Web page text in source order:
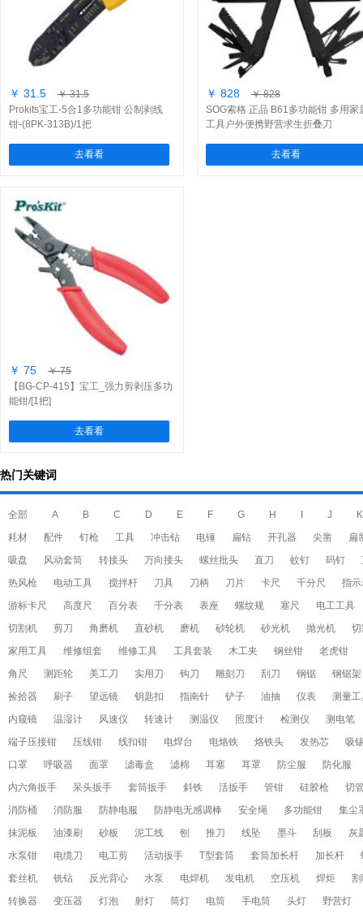
￥ 31.5
￥ 31.5
Prokits宝工-5合1多功能钳 公制剥线
钳-(8PK-313B)/1把
去看看
￥ 828
￥ 828
SOG索格 正品 B61多功能钳 多用家
工具户外便携野营求生折叠刀
去看看
￥ 75
￥ 75
【BG-CP-415】宝工_强力剪剥压多功
能钳/[1把]
去看看
热门关键词
全部 A B C D E F G H J
K
耗材
配件 钉枪 工具 冲击钻 电锤 扁钻 开孔器 尖凿
扁
吸盘
风动套筒 转接头 万向接头 螺丝批头 直刀 蚊钉 码钉
热风枪
电动工具 搅拌杆 刀具 刀柄 刀片 卡尺 千分尺
指
游标卡尺
高度尺 百分表 千分表 表座 螺纹规 塞尺
电工工具
切割机
剪刀 角磨机 直砂机 磨机 砂轮机 砂光机 抛光机
家用工具
维修组套 维修工具 工具套装 木工夹 钢丝钳
老虎钳
角尺
测距轮 美工刀 实用刀 钩刀 雕刻刀 刮刀 钢锯
钢锯架
捡拾器
刷子 望远镜 钥匙扣 指南针 铲子 油抽 仪表
测量
内窥镜
温湿计 风速仪 转速计 测温仪 照度计 检测仪
测电笔
端子压接钳
压线钳 线扣钳 电焊台 电烙铁 烙铁头 发热芯
吸
口罩
呼吸器 面罩 滤毒盒 滤棉 耳塞 耳罩 防尘服
防化服
内六角扳手
呆头扳手 套筒扳手 斜铁 活扳手 管钳 硅胶枪
切
消防桶
消防服 防静电服 防静电无感调棒 安全绳 多功能钳
集尘
抹泥板
油漆刷 砂板 泥工线 刨 推刀 线坠 墨斗 刮板
灰
水泵钳
电缆刀 电工剪 活动扳手 T型套筒 套筒加长杆 加长杆
套丝机
铣钻 反光背心 水泵 电焊机 发电机 空压机 焊炬
转换器
变压器 灯泡 射灯 筒灯 电筒 手电筒 头灯 野营灯